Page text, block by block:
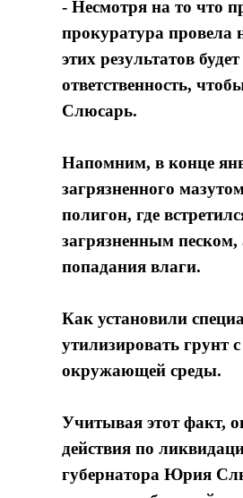
- Несмотря на то что
прокуратура провела
этих результатов
ответственность,
Слюсарь.
Напомним, в конце
загрязненного
полигон, где
загрязненным песком,
попадания влаги.
Как установили
утилизировать грунт
окружающей среды.
Учитывая этот факт,
действия по
губернатора Юрия